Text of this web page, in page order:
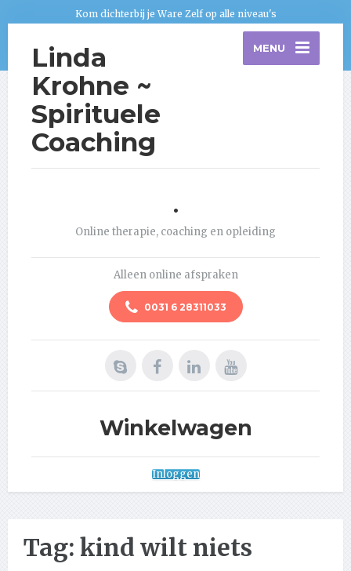
Kom dichterbij je Ware Zelf op alle niveau's
Linda
Krohne ~
Spirituele
Coaching
MENU
.
Online therapie, coaching en opleiding
Alleen online afspraken
0031 6 28311033
Winkelwagen
Inloggen
Tag: kind wilt niets